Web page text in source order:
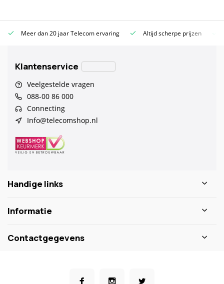
Meer dan 20 jaar Telecom ervaring Altijd scherpe prijzen
Klantenservice
Veelgestelde vragen
088-00 86 000
Connecting
Info@telecomshop.nl
Handige links
Informatie
Contactgegevens